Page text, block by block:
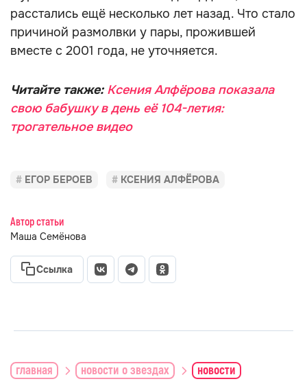
расстались ещё несколько лет назад. Что стало
причиной размолвки у пары, прожившей
вместе с 2001 года, не уточняется.
Читайте также: Ксения Алфёрова показала
свою бабушку в день её 104-летия:
трогательное видео
ЕГОР БЕРОЕВ КСЕНИЯ АЛФЁРОВА
Автор статьи
Маша Семёнова
Ссылка
главная новости о звездах новости